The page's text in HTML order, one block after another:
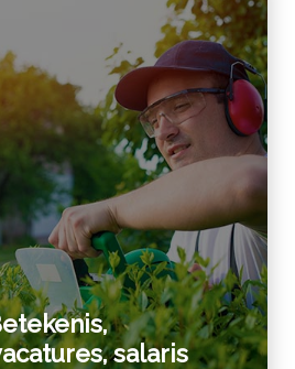
salaris